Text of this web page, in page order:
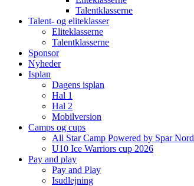
Talentklasserne
Talent- og eliteklasser
Eliteklasserne
Talentklasserne
Sponsor
Nyheder
Isplan
Dagens isplan
Hal 1
Hal 2
Mobilversion
Camps og cups
All Star Camp Powered by Spar Nord
U10 Ice Warriors cup 2026
Pay and play
Pay and Play
Isudlejning